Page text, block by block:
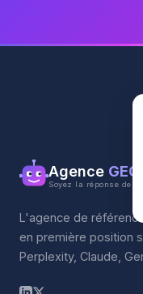
Agence GEO
Soyez la réponse de
L'agence de
en première position
Perplexity, Claude,